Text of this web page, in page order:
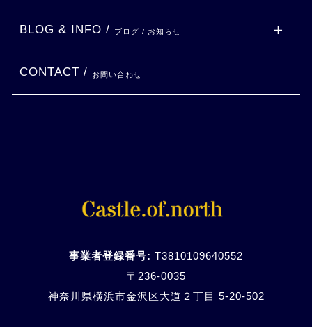
事業者登録番号: T3810109640552
〒236-0035
神奈川県横浜市金沢区大道２丁目 5-20-502
BLOG & INFO / ブログ / お知らせ
CONTACT / お問い合わせ